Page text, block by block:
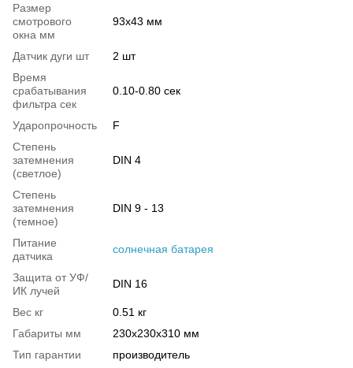
Размер
смотрового
окна мм
93х43 мм
Датчик дуги шт
2 шт
Время
срабатывания
фильтра сек
0.10-0.80 сек
Ударопрочность
F
Степень
затемнения
(светлое)
DIN 4
Степень
затемнения
(темное)
DIN 9 - 13
Питание
датчика
солнечная батарея
Защита от УФ/
ИК лучей
DIN 16
Вес кг
0.51 кг
Габариты мм
230х230х310 мм
Тип гарантии
производитель